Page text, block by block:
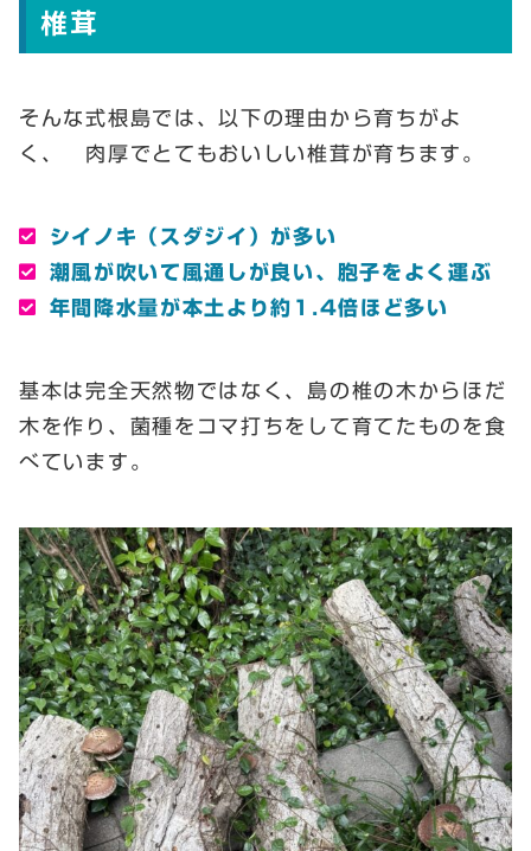
椎茸
そんな式根島では、以下の理由から育ちがよ
く、 肉厚でとてもおいしい椎茸が育ちます。
シイノキ（スダジイ）が多い
潮風が吹いて風通しが良い、胞子をよく運ぶ
年間降水量が本土より約1.4倍ほど多い
基本は完全天然物ではなく、島の椎の木からほだ
木を作り、菌種をコマ打ちをして育てたものを食
べています。